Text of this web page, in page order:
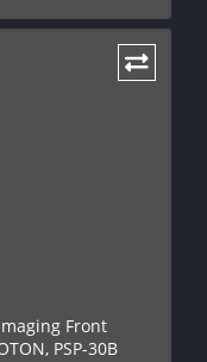
Front
PSP-30B